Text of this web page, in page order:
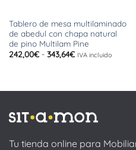
Tablero de mesa multilaminado
de abedul con chapa natural
de pino Multilam Pine
242,00€ - 343,64€Rango
hasta
IVA incluido
Tu tienda online para